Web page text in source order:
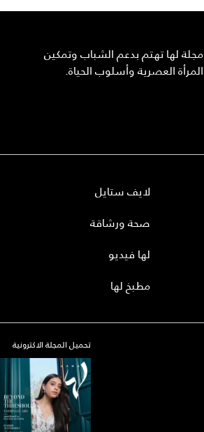
مجلة لها تهتم بدعم الشباب وتمكين
المرأة العصرية وأسلوب الحياة.
لايف ستايل
صحة ورشاقة
لها فيديو
مطبخ لها
تحميل المجلة الاكترونية